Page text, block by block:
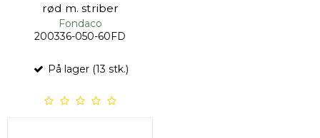
rød m. striber
Fondaco
200336-050-60FD
På lager (13 stk.)